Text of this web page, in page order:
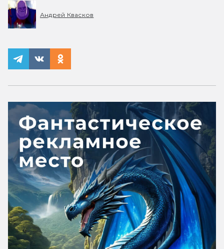
Андрей Квасков